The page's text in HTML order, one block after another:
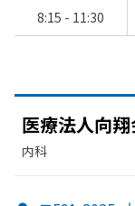
8:15 - 11:30
医療法人向
内科